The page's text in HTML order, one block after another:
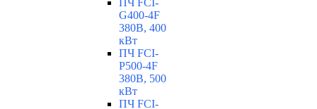
ПЧ FCI-
G400-4F
380В, 400
кВт
ПЧ FCI-
P500-4F
380В, 500
кВт
ПЧ FCI-